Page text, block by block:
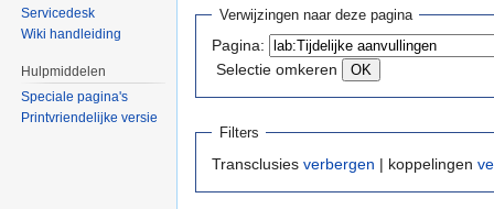
Verwijzingen naar deze pagina
Pagina:
Selectie omkeren
Filters
Transclusies verbergen | koppelingen
Servicedesk
Wiki handleiding
Hulpmiddelen
Speciale pagina's
Printvriendelijke versie